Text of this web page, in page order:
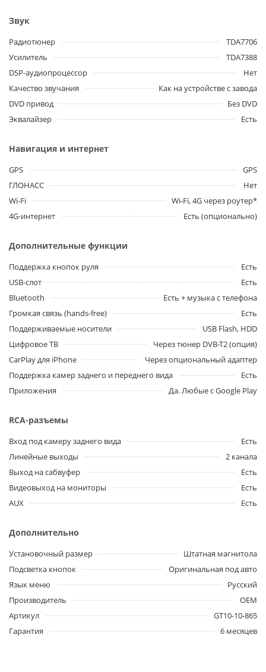
Звук
Радиотюнер
TDA7706
Усилитель
TDA7388
DSP-аудиопроцессор
Нет
Качество звучания
Как на устройстве с завода
DVD привод
Без DVD
Эквалайзер
Есть
Навигация и интернет
GPS
GPS
ГЛОНАСС
Нет
Wi-Fi
Wi-Fi, 4G через роутер*
4G-интернет
Есть (опционально)
Дополнительные функции
Поддержка кнопок руля
Есть
USB-слот
Есть
Bluetooth
Есть + музыка с телефона
Громкая связь (hands-free)
Есть
Поддерживаемые носители
USB Flash, HDD
Цифровое ТВ
Через тюнер DVB-T2 (опция)
CarPlay для iPhone
Через опциональный адаптер
Поддержка камер заднего и переднего вида
Есть
Приложения
Да. Любые с Google Play
RCA-разъемы
Вход под камеру заднего вида
Есть
Линейные выходы
2 канала
Выход на сабвуфер
Есть
Видеовыход на мониторы
Есть
AUX
Есть
Дополнительно
Установочный размер
Штатная магнитола
Подсветка кнопок
Оригинальная под авто
Язык меню
Русский
Производитель
OEM
Артикул
GT10-10-865
Гарантия
6 месяцев